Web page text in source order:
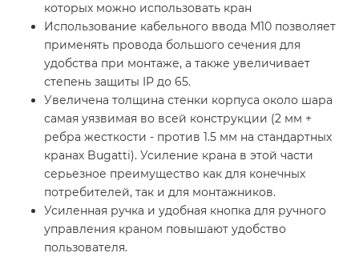
которых можно использовать кран
Использование кабельного ввода M10 позволяет
применять провода большого сечения для
удобства при монтаже, а также увеличивает
степень защиты IP до 65.
Увеличена толщина стенки корпуса около шара
самая уязвимая во всей конструкции (2 мм +
ребра жесткости - против 1.5 мм на стандартных
кранах Bugatti). Усиление крана в этой части
серьезное преимущество как для конечных
потребителей, так и для монтажников.
Усиленная ручка и удобная кнопка для ручного
управления краном повышают удобство
пользователя.